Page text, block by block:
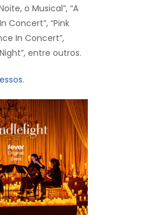
o Musical”, “A
Concert”, “Pink
In Concert”,
entre outros.